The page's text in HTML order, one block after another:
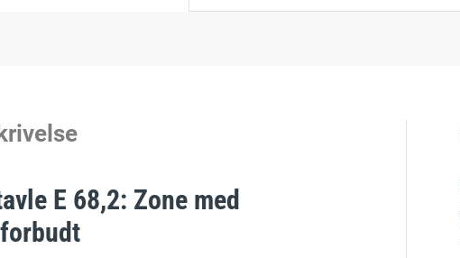
E 68,2: Zone med